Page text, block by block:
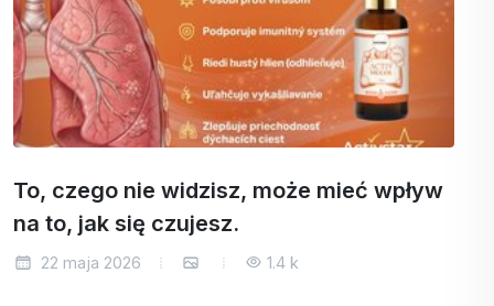
To, czego nie widzisz, może mieć wpływ
na to, jak się czujesz.
22 maja 2026 1.4 k